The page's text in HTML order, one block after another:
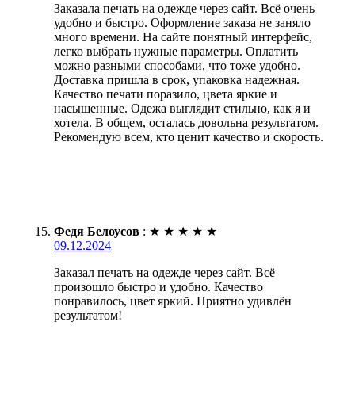
Заказала печать на одежде через сайт. Всё очень
удобно и быстро. Оформление заказа не заняло
много времени. На сайте понятный интерфейс,
легко выбрать нужные параметры. Оплатить
можно разными способами, что тоже удобно.
Доставка пришла в срок, упаковка надежная.
Качество печати поразило, цвета яркие и
насыщенные. Одежа выглядит стильно, как я и
хотела. В общем, осталась довольна результатом.
Рекомендую всем, кто ценит качество и скорость.
Федя Белоусов : ★ ★ ★ ★ ★
09.12.2024
Заказал печать на одежде через сайт. Всё
произошло быстро и удобно. Качество
понравилось, цвет яркий. Приятно удивлён
результатом!